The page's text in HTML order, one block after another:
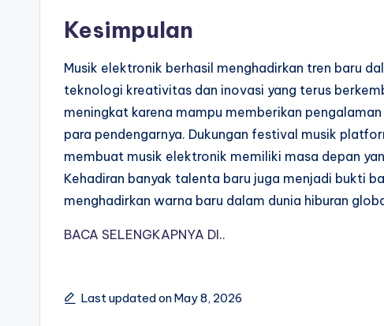
Kesimpulan
Musik elektronik berhasil menghadirkan tren baru
teknologi kreativitas dan inovasi yang terus
meningkat karena mampu memberikan
para pendengarnya. Dukungan festival musik
membuat musik elektronik memiliki masa depan
Kehadiran banyak talenta baru juga menjadi bukti
menghadirkan warna baru dalam dunia hiburan
BACA SELENGKAPNYA DI..
Last updated on May 8, 2026